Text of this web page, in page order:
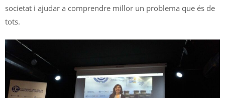
societat i ajudar a comprendre millor un problema que és de
tots.